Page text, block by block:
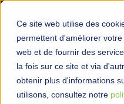
Ce site web utilise des
permettent d'améliorer
web et de fournir des
la fois sur ce site et via
obtenir plus d'informations
utilisons, consultez notre